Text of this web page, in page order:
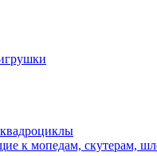
к мопедам, скутерам,